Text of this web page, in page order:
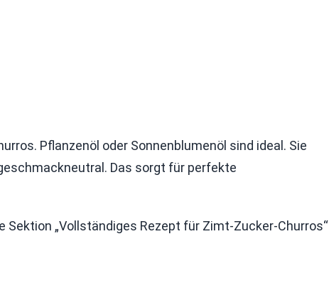
Pflanzenöl oder Sonnenblumenöl sind ideal. Sie
Das sorgt für perfekte
Sektion „Vollständiges Rezept für Zimt-Zucker-Churros“